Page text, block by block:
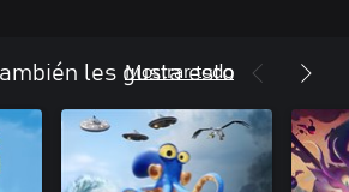
les gusta esto
Mostrar todo